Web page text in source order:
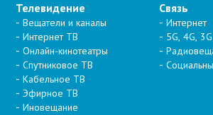
Телевидение
Вещатели и каналы
Интернет ТВ
Онлайн-кинотеатры
Спутниковое ТВ
Кабельное ТВ
Эфирное ТВ
Иновещание
Связь
Интернет
5G, 4G, 3G